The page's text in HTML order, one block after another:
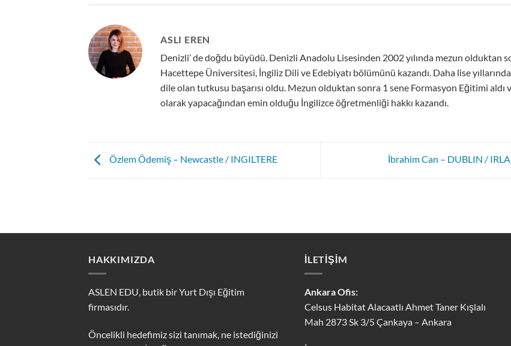
ASLI EREN
Denizli’ de doğdu büyüdü. Denizli Anadolu Lisesinden 2002 yılında mezun olduktan
Hacettepe Üniversitesi, İngiliz Dili ve Edebiyatı bölümünü kazandı. Daha lise
dile olan tutkusu başarısı oldu. Mezun olduktan sonra 1 sene Formasyon Eğitimi aldı
olarak yapacağından emin olduğu İngilizce öğretmenliği hakkı kazandı.
Özlem Ödemiş – Newcastle / INGILTERE İbrahim Can – DUBLIN /
HAKKIMIZDA
ASLEN EDU, butik bir Yurt Dışı Eğitim
firmasıdır.
Öncelikli hedefimiz sizi tanımak, ne istediğinizi
İLETİŞİM
Ankara Ofis:
Celsus Habitat Alacaatlı Ahmet Taner Kışlalı
Mah 2873 Sk 3/5 Çankaya – Ankara